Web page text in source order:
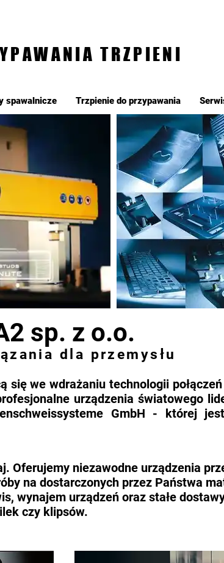
TRZPIENI
spawalnicze Trzpienie do przypawania
się we wdrażaniu technologii
urządzenia światowego
GmbH - której
Oferujemy niezawodne urządzenia
na dostarczonych przez Państwa
wynajem urządzeń oraz stałe
czy klipsów.
sp. z o.o.
dla przemysłu